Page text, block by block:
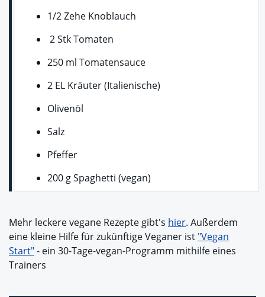
1/2 Zehe Knoblauch
2 Stk Tomaten
250 ml Tomatensauce
2 EL Kräuter (Italienische)
Olivenöl
Salz
Pfeffer
200 g Spaghetti (vegan)
Mehr leckere vegane Rezepte gibt's hier. Außerdem
eine kleine Hilfe für zukünftige Veganer ist "Vegan
Start"- ein 30-Tage-vegan-Programm mithilfe eines
Trainers